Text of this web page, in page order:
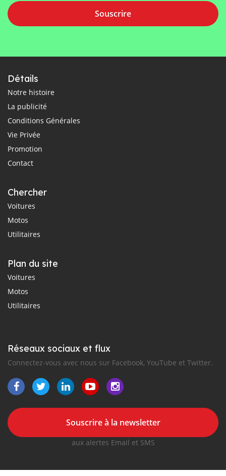
Souscrire
Détails
Notre histoire
La publicité
Conditions Générales
Vie Privée
Promotion
Contact
Chercher
Voitures
Motos
Utilitaires
Plan du site
Voitures
Motos
Utilitaires
Réseaux sociaux et flux
Connectez-vous avec nous sur Facebook, YouTube et Twitter.
Souscrire à la newsletter
aux alertes Email et SMS